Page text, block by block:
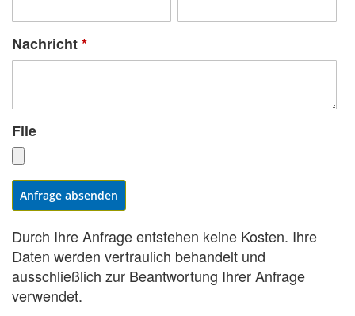
Nachricht*
File
Anfrage absenden
Durch Ihre Anfrage entstehen keine Kosten. Ihre
Daten werden vertraulich behandelt und
ausschließlich zur Beantwortung Ihrer Anfrage
verwendet.